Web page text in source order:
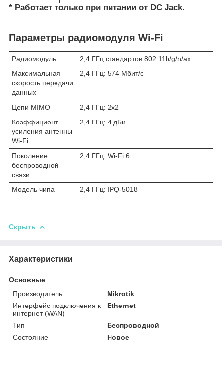
* Работает только при питании от DC Jack.
Параметры радиомодуля Wi-Fi
Радиомодуль
2,4 ГГц стандартов 802.11b/g/n/ax
Максимальная
скорость передачи
данных
2,4 ГГц: 574 Мбит/с
Цепи MIMO
2,4 ГГц: 2х2
Коэффициент
усиления антенны
Wi-Fi
2,4 ГГц: 4 дБи
Поколение
беспроводной
связи
2,4 ГГц: Wi-Fi 6
Модель чипа 2,4 ГГц: IPQ-5018
Скрыть
Характеристики
Основные
Производитель
Mikrotik
Интерфейс подключения к
интернет (WAN)
Ethernet
Тип
Беспроводной
Состояние
Новое